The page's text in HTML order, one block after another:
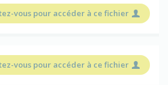
vous pour accéder à ce fichier
vous pour accéder à ce fichier